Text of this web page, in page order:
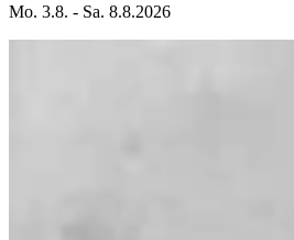
Mo. 3.8. - Sa. 8.8.2026